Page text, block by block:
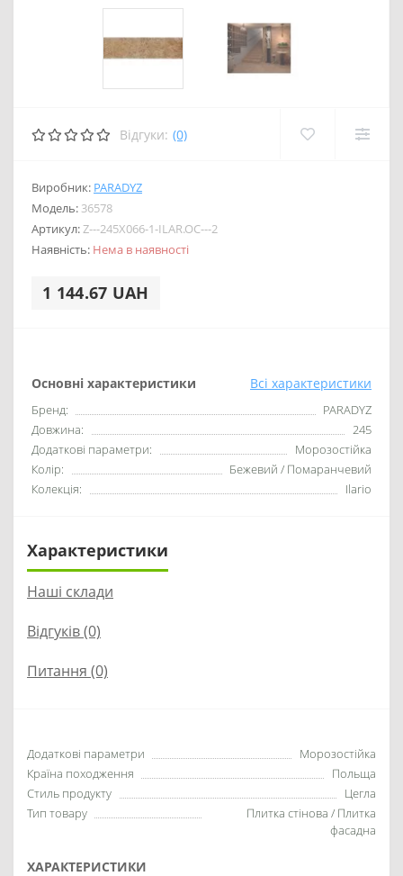
Відгуки: (0)
Виробник: PARADYZ
Модель: 36578
Артикул:Z---245X066-1-ILAR.OC---2
Наявність: Нема в наявності
1 144.67 UAH
Основні характеристики Всі характеристики
Бренд:
PARADYZ
Довжина:
245
Додаткові параметри:
Морозостійка
Колір:
Бежевий / Помаранчевий
Колекція:
Ilario
Характеристики
Наші склади
Відгуків (0)
Питання (0)
Додаткові параметри
Морозостійка
Країна походження
Польща
Стиль продукту
Цегла
Тип товару
Плитка стінова / Плитка
фасадна
ХАРАКТЕРИСТИКИ